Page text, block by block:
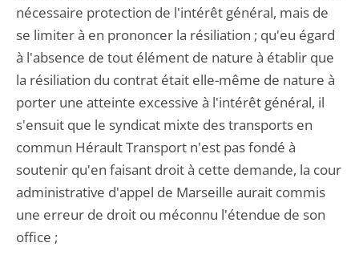
nécessaire protection de l'intérêt général, mais de
se limiter à en prononcer la résiliation ; qu'eu égard
à l'absence de tout élément de nature à établir que
la résiliation du contrat était elle-même de nature à
porter une atteinte excessive à l'intérêt général, il
s'ensuit que le syndicat mixte des transports en
commun Hérault Transport n'est pas fondé à
soutenir qu'en faisant droit à cette demande, la cour
administrative d'appel de Marseille aurait commis
une erreur de droit ou méconnu l'étendue de son
office ;